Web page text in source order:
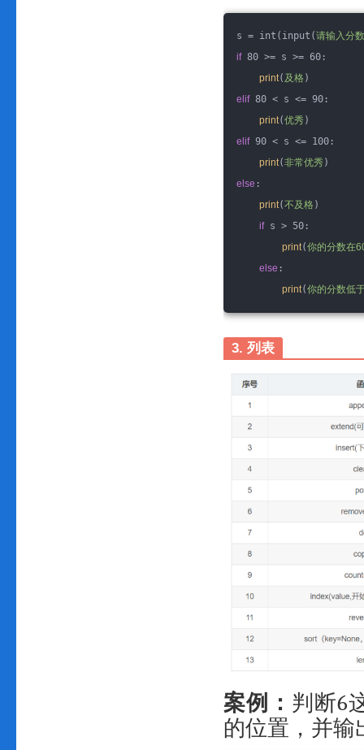
s = int(input(请输入分
if 80 >= s >= 60:
print( 及格 )
elif 80 < s <= 90:
print(优秀 )
elif 90 < s <= 100:
print(非常优秀 )
else :
print(不及格 )
if s > 50:
print(你的分数在
else :
print(你的分数低
3. 列表
案例： 判断6
的位置，并输